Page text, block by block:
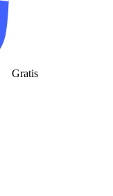
Gratis